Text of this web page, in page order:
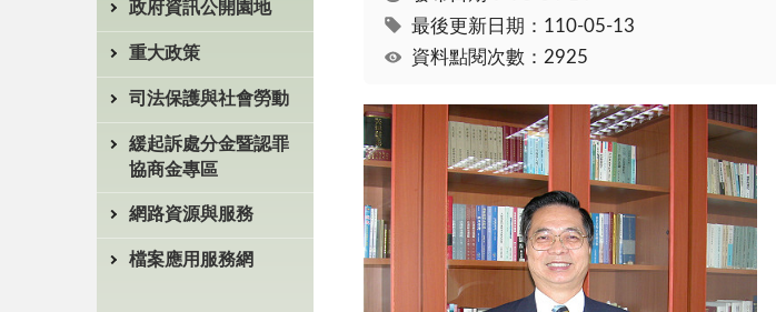
政府資訊公開園地
重大政策
司法保護與社會勞動
緩起訴處分金暨認罪
協商金專區
網路資源與服務
檔案應用服務網
最後更新日期：110-05-13
資料點閱次數：2925